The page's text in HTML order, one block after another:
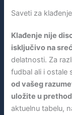
Saveti za
Klađenje nije
isključivo na
delatnosti. Za
fudbal ali i ostale
od vašeg
uložite u
aktuelnu tabelu,